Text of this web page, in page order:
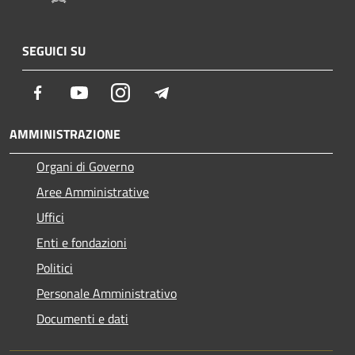
SEGUICI SU
Facebook YoutubeInstagram
AMMINISTRAZIONE
Organi di Governo
Aree Amministrative
Uffici
Enti e fondazioni
Politici
Personale Amministrativo
Documenti e dati